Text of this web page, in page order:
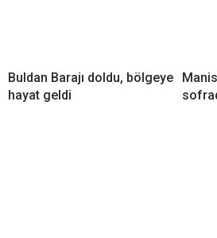
Buldan Barajı doldu, bölgeye
hayat geldi